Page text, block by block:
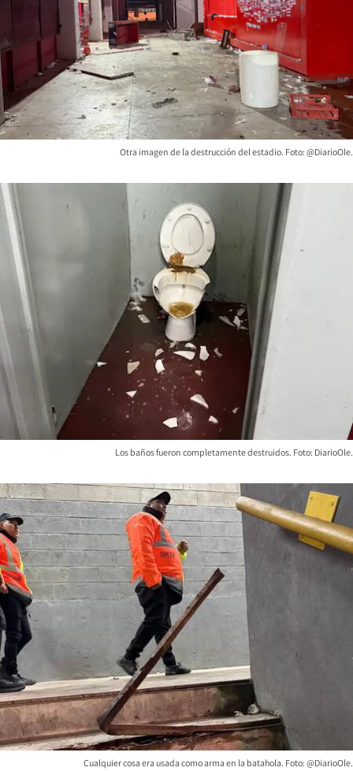
Otra imagen de la destrucción del estadio. Foto: @DiarioOle.
Los baños fueron completamente destruidos. Foto: DiarioOle.
Cualquier cosa era usada como arma en la batahola. Foto: @DiarioOle.